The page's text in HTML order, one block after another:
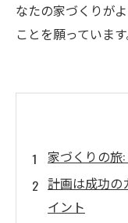
なたの家づくりが
ことを願っています
家づくりの旅
計画は成功の
イント